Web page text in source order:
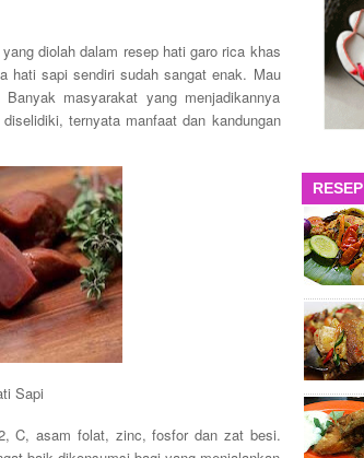
diolah dalam resep hati garo rica khas
hati sapi sendiri sudah sangat enak. Mau
masyarakat yang menjadikannya
ternyata manfaat dan kandungan
Sapi
C, asam folat, zinc, fosfor dan zat besi.